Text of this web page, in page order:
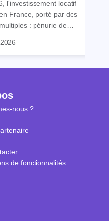
LLI en 2026
l'investissement locatif
France, porté par des
: pénurie de
des dispositifs de
de répondre à la
trop modeste pour le
privé.
Locatif
d'avenir. Ce
nous ?
de fonctionnalités